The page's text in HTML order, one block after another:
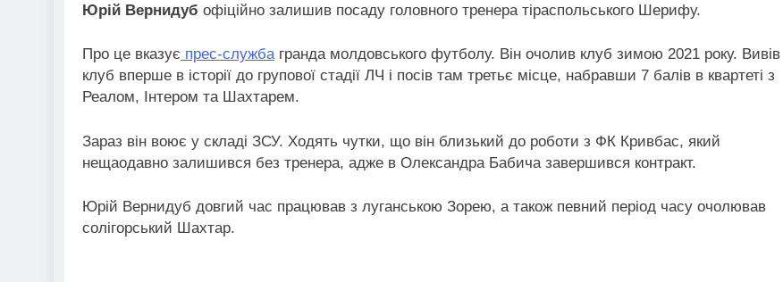
Юрій Вернидуб офіційно залишив посаду головного тренера тіраспольського Шерифу.
Про це вказує прес-службагранда молдовського футболу. Він очолив клуб зимою 2021 року. Вивів
клуб вперше в історії до групової стадії ЛЧ і посів там третьє місце, набравши 7 балів в квартеті з
Реалом, Інтером та Шахтарем.
Зараз він воює у складі ЗСУ. Ходять чутки, що він близький до роботи з ФК Кривбас, який
нещаодавно залишився без тренера, адже в Олександра Бабича завершився контракт.
Юрій Вернидуб довгий час працював з луганською Зорею, а також певний період часу очолював
солігорський Шахтар.